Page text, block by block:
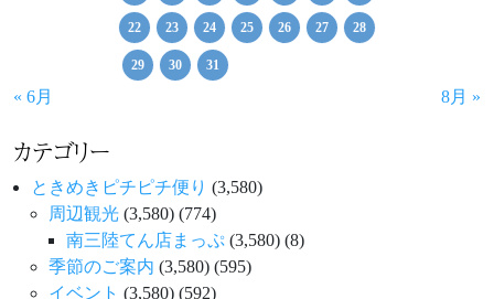
22 23 24 25 26 27 28
29 30 31
« 6月 8月 »
カテゴリー
ときめきピチピチ便り (3,580)
周辺観光 (3,580) (774)
南三陸てん店まっぷ (3,580) (8)
季節のご案内 (3,580) (595)
イベント (3,580) (592)